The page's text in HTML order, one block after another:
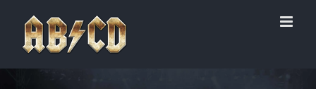
Inhalt
springen